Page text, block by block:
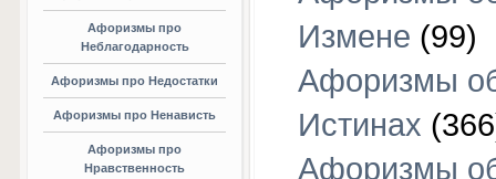
Афоризмы про
Неблагодарность
Афоризмы про Недостатки
Афоризмы про Ненависть
Афоризмы про
Нравственность
Измене (99)
Афоризмы
Истинах
Афоризмы